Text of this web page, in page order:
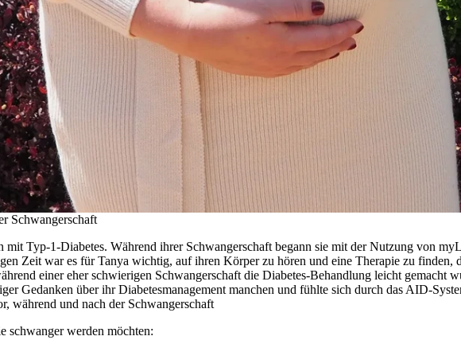
Schwangerschaft
mit Typ-1-Diabetes. Während ihrer Schwangerschaft begann sie mit der Nutzung von
Zeit war es für Tanya wichtig, auf ihren Körper zu hören und eine Therapie zu finden,
einer eher schwierigen Schwangerschaft die Diabetes-Behandlung leicht gemacht
Gedanken über ihr Diabetesmanagement manchen und fühlte sich durch das AID-
während und nach der Schwangerschaft
schwanger werden möchten: